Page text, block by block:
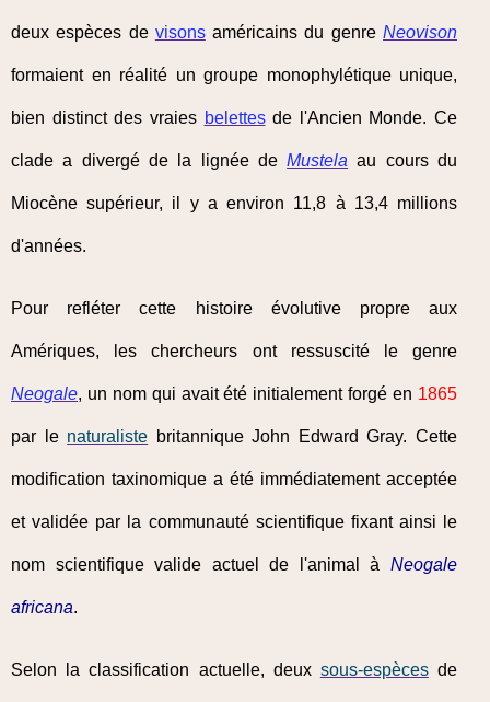
deux espèces de visonsaméricains du genreNeovison
formaient en réalité un groupe monophylétique unique,
bien distinct des vraies belettesde l'Ancien Monde. Ce
clade a divergé de la lignée deMustela au cours du
Miocène supérieur, il y a environ 11,8 à 13,4 millions
d'années.
Pour refléter cette histoire évolutive propre aux
Amériques, les chercheurs ont ressuscité le genre
Neogale, un nom qui avait été initialement forgé en 1865
par le naturaliste britannique John Edward Gray. Cette
modification taxinomique a été immédiatement acceptée
et validée par la communauté scientifique fixant ainsi le
nom scientifique valide actuel de l'animal à Neogale
africana.
Selon la classification actuelle, deux sous-espècesde